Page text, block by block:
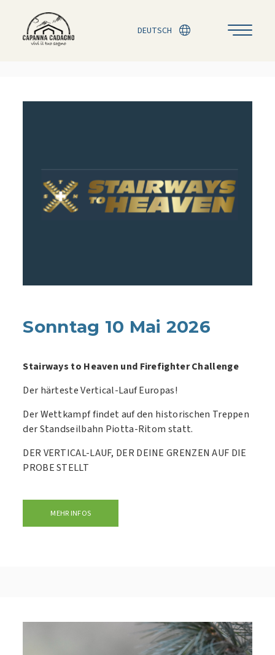
DEUTSCH
Sonntag 10 Mai 2026
Stairways to Heaven und Firefighter Challenge
Der härteste Vertical-Lauf Europas!
Der Wettkampf findet auf den historischen Treppen
der Standseilbahn Piotta-Ritom statt.
DER VERTICAL-LAUF, DER DEINE GRENZEN AUF DIE
PROBE STELLT
MEHR INFOS